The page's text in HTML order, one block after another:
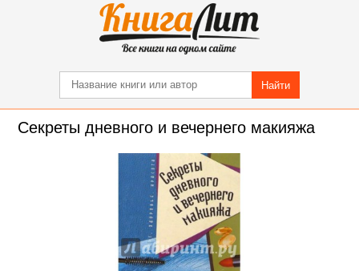
Найти
Секреты дневного и вечернего макияжа